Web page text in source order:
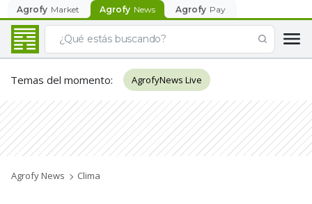
Agrofy Market Agrofy News Agrofy Pay
Temas del momento: AgrofyNews Live
Agrofy News Clima